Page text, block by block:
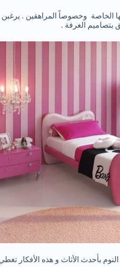
وخصوصاً المراهقين . يرغبن
بتصاميم الغرفة .
بأحدث الأثاث و هذه الأفكار تغطي